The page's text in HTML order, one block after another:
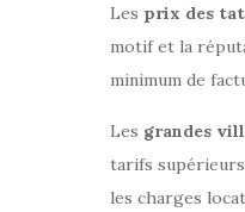
Les prix des
motif et la
minimum de
Les grandes
tarifs supérieurs
les charges